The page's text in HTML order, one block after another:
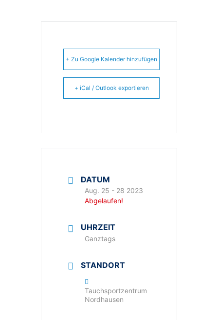
+ Zu Google Kalender hinzufügen
+ iCal / Outlook exportieren
DATUM
Aug. 25 - 28 2023
Abgelaufen!
UHRZEIT
Ganztags
STANDORT
Tauchsportzentrum
Nordhausen